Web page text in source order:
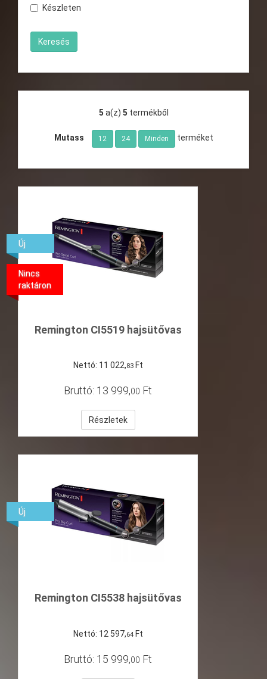
Készleten
5 a(z) 5 termékből
Mutass 12 24 Minden terméket
Remington CI5519 hajsütővas
Nettó: 11 022,83 Ft
Bruttó: 13 999,00 Ft
Részletek
Új
Nincs
raktáron
Remington CI5538 hajsütővas
Nettó: 12 597,64 Ft
Bruttó: 15 999,00 Ft
Új